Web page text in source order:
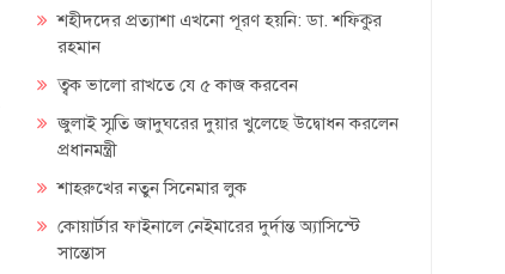
শহীদদের প্রত্যাশা এখনো পূরণ হয়নি: ডা. শফিকুর
রহমান
ত্বক ভালো রাখতে যে ৫ কাজ করবেন
জুলাই স্মৃতি জাদুঘরের দুয়ার খুলেছে উদ্বোধন করলেন
প্রধানমন্ত্রী
শাহরুখের নতুন সিনেমার লুক
কোয়ার্টার ফাইনালে নেইমারের দুর্দান্ত অ্যাসিস্টে
সান্তোস